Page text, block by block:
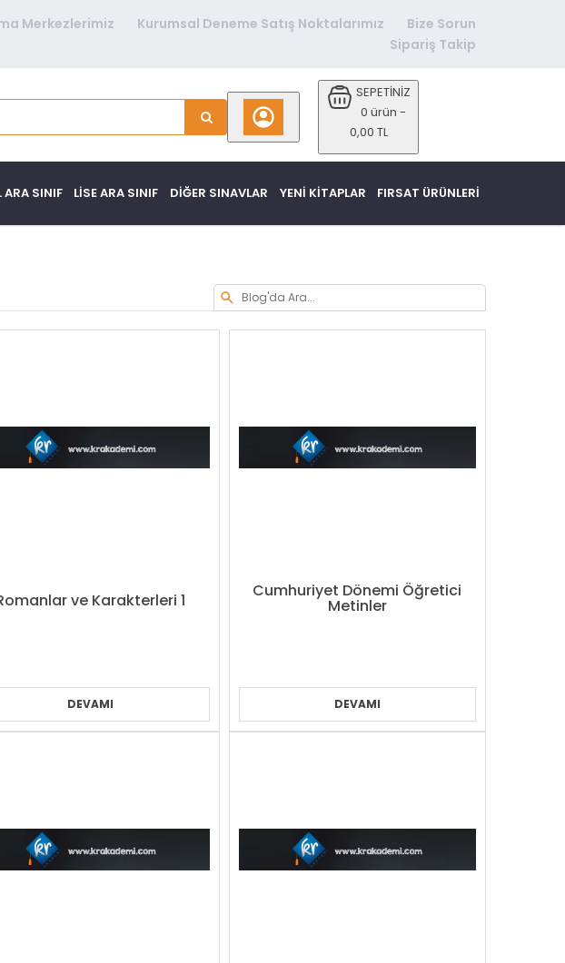
Merkezlerimiz Kurumsal Deneme Satış Noktalarımız
Bize Sorun
Sipariş Takip
SEPETİNİZ
0 ürün -
0,00 TL
FIRSAT ÜRÜNLERI
YENI KITAPLAR
DİĞER SINAVLAR
LISE ARA SINIF
ARA SINIF
ve Karakterleri 1
DEVAMI
Cumhuriyet Dönemi Öğretici
Metinler
DEVAMI